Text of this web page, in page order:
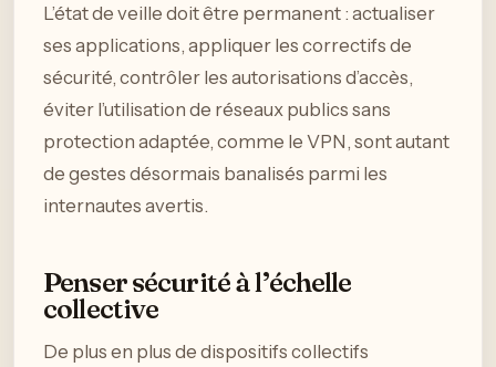
L’état de veille doit être permanent : actualiser
ses applications, appliquer les correctifs de
sécurité, contrôler les autorisations d’accès,
éviter l’utilisation de réseaux publics sans
protection adaptée, comme le VPN, sont autant
de gestes désormais banalisés parmi les
internautes avertis.
Penser sécurité à l’échelle
collective
De plus en plus de dispositifs collectifs